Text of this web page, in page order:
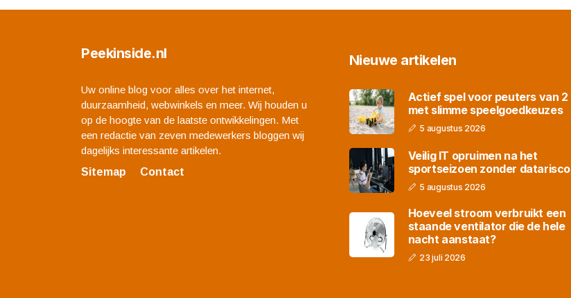
Peekinside.nl
Uw online blog voor alles over het internet,
duurzaamheid, webwinkels en meer. Wij houden u
op de hoogte van de laatste ontwikkelingen. Met
een redactie van zeven medewerkers bloggen wij
dagelijks interessante artikelen.
Sitemap
Contact
Nieuwe artikelen
Actief spel voor peuters van 2
met slimme speelgoedkeuzes
5 augustus 2026
Veilig IT opruimen na het
sportseizoen zonder datarisco
5 augustus 2026
Hoeveel stroom verbruikt een
staande ventilator die de hele
nacht aanstaat?
23 juli 2026